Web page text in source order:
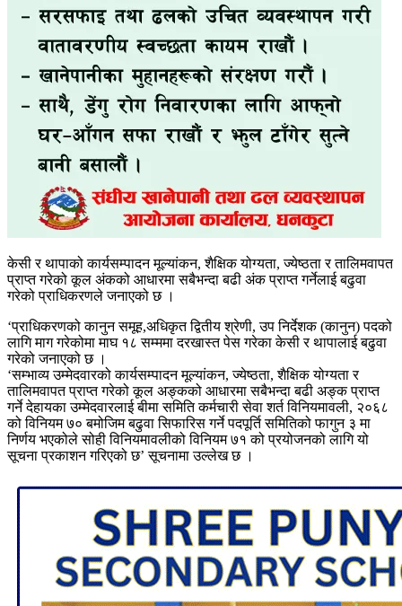
केसी र थापाको कार्यसम्पादन मूल्यांकन, शैक्षिक योग्यता, ज्येष्ठता र तालिमवापत
प्राप्त गरेको कूल अंकको आधारमा सबैभन्दा बढी अंक प्राप्त गर्नेलाई बढुवा
गरेको प्राधिकरणले जनाएको छ ।
‘प्राधिकरणको कानुन समूह,अधिकृत द्वितीय श्रेणी, उप निर्देशक (कानुन) पदको
लागि माग गरेकोमा माघ १८ सम्ममा दरखास्त पेस गरेका केसी र थापालाई बढुवा
गरेको जनाएको छ ।
‘सम्भाव्य उम्मेदवारको कार्यसम्पादन मूल्यांकन, ज्येष्ठता, शैक्षिक योग्यता र
तालिमवापत प्राप्त गरेको कूल अङ्कको आधारमा सबैभन्दा बढी अङ्क प्राप्त
गर्ने देहायका उम्मेदवारलाई बीमा समिति कर्मचारी सेवा शर्त विनियमावली, २०६८
को विनियम ७० बमोजिम बढुवा सिफारिस गर्ने पदपूर्ति समितिको फागुन ३ मा
निर्णय भएकोले सोही विनियमावलीको विनियम ७१ को प्रयोजनको लागि यो
सूचना प्रकाशन गरिएको छ’ सूचनामा उल्लेख छ ।